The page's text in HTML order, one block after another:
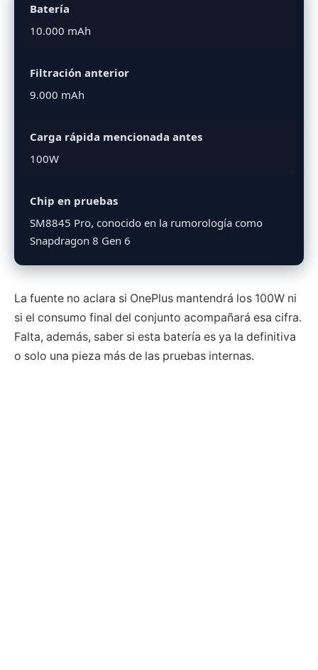
Batería
10.000 mAh
Filtración anterior
9.000 mAh
Carga rápida mencionada antes
100W
Chip en pruebas
SM8845 Pro, conocido en la rumorología como
Snapdragon 8 Gen 6
La fuente no aclara si OnePlus mantendrá los 100W ni
si el consumo final del conjunto acompañará esa cifra.
Falta, además, saber si esta batería es ya la definitiva
o solo una pieza más de las pruebas internas.